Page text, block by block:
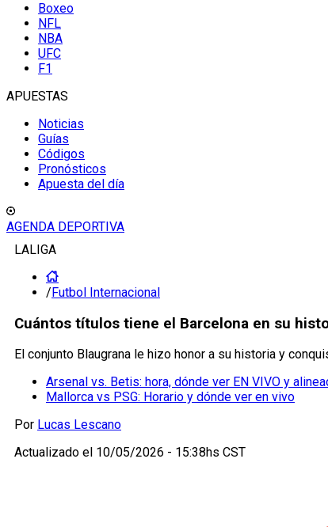
Boxeo
NFL
NBA
UFC
F1
APUESTAS
Noticias
Guías
Códigos
Pronósticos
Apuesta del día
AGENDA DEPORTIVA
LALIGA
/Futbol Internacional
Cuántos títulos tiene el Barcelona en su
El conjunto Blaugrana le hizo honor a su historia y
Arsenal vs. Betis: hora, dónde ver EN VIVO y
Mallorca vs PSG: Horario y dónde ver en vivo
Por Lucas Lescano
Actualizado el 10/05/2026 - 15:38hs CST